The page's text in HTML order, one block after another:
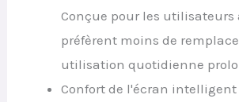
Conçue pour les utilisateurs
préfèrent moins de
utilisation quotidienne
Confort de l'écran